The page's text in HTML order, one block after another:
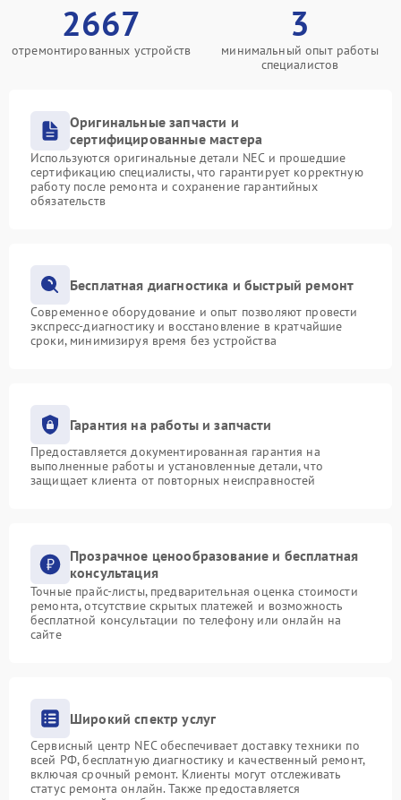
2667
отремонтированных устройств
3
минимальный опыт работы
специалистов
Оригинальные запчасти и
сертифицированные мастера
Используются оригинальные детали NEC и прошедшие
сертификацию специалисты, что гарантирует корректную
работу после ремонта и сохранение гарантийных
обязательств
Бесплатная диагностика и быстрый ремонт
Современное оборудование и опыт позволяют провести
экспресс-диагностику и восстановление в кратчайшие
сроки, минимизируя время без устройства
Гарантия на работы и запчасти
Предоставляется документированная гарантия на
выполненные работы и установленные детали, что
защищает клиента от повторных неисправностей
Прозрачное ценообразование и бесплатная
консультация
Точные прайс-листы, предварительная оценка стоимости
ремонта, отсутствие скрытых платежей и возможность
бесплатной консультации по телефону или онлайн на
сайте
Широкий спектр услуг
Сервисный центр NEC обеспечивает доставку техники по
всей РФ, бесплатную диагностику и качественный ремонт,
включая срочный ремонт. Клиенты могут отслеживать
статус ремонта онлайн. Также предоставляется